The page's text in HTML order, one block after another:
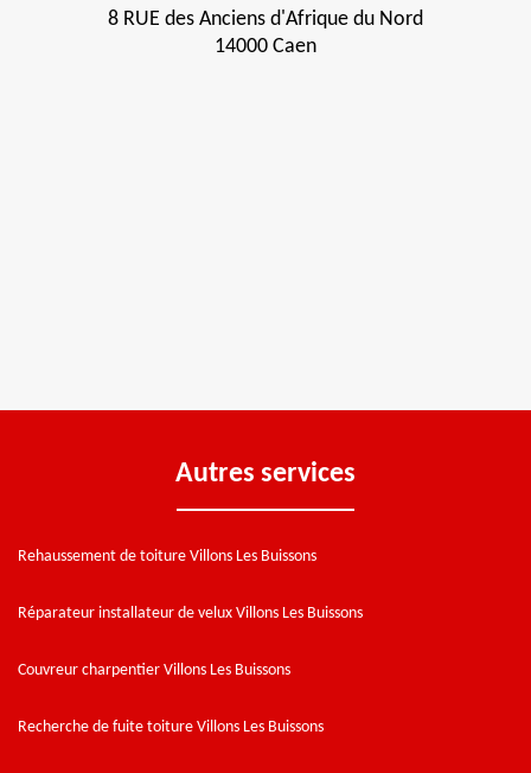
8 RUE des Anciens d'Afrique du Nord
14000 Caen
Autres services
Rehaussement de toiture Villons Les Buissons
Réparateur installateur de velux Villons Les Buissons
Couvreur charpentier Villons Les Buissons
Recherche de fuite toiture Villons Les Buissons